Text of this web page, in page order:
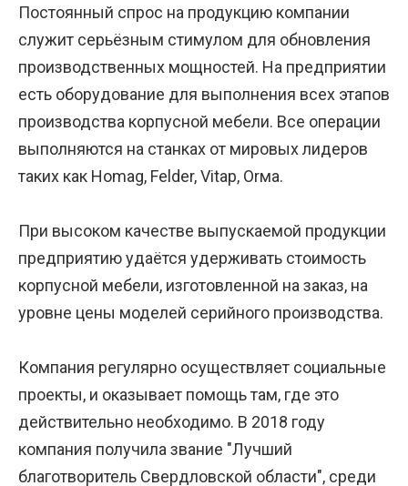
Постоянный спрос на продукцию компании
служит серьёзным стимулом для обновления
производственных мощностей. На предприятии
есть оборудование для выполнения всех этапов
производства корпусной мебели. Все операции
выполняются на станках от мировых лидеров
таких как Homag, Felder, Vitap, Оrма.
При высоком качестве выпускаемой продукции
предприятию удаётся удерживать стоимость
корпусной мебели, изготовленной на заказ, на
уровне цены моделей серийного производства.
Компания регулярно осуществляет социальные
проекты, и оказывает помощь там, где это
действительно необходимо. В 2018 году
компания получила звание "Лучший
благотворитель Свердловской области", среди